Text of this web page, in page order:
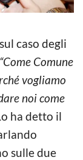
caso degli
“Come Comune
vogliamo
noi come
ha detto il
sulle due